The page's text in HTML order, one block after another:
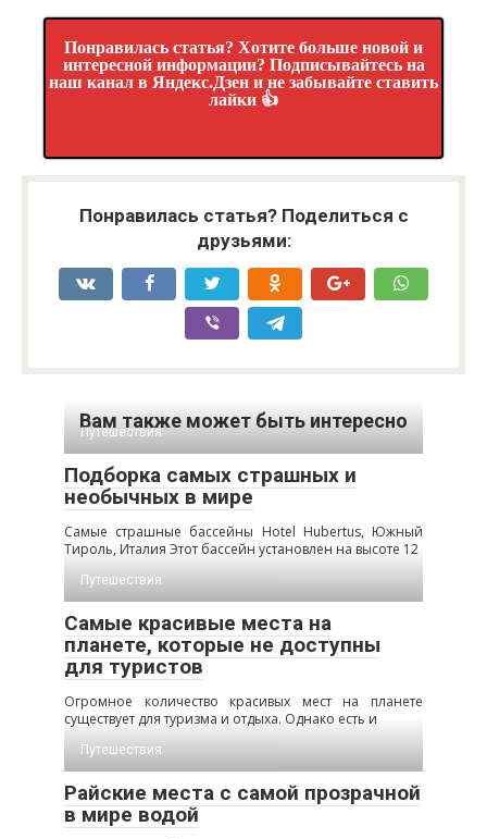
Понравилась статья? Хотите больше новой и
интересной информации? Подписывайтесь на
наш канал в Яндекс.Дзен и не забывайте ставить
лайки 👍
Понравилась статья? Поделиться с
друзьями:
Вам также может быть интересно
Путешествия
Подборка самых страшных и
необычных в мире
Самые страшные бассейны Hotel Hubertus, Южный
Тироль, Италия Этот бассейн установлен на высоте 12
Путешествия
Самые красивые места на
планете, которые не доступны
для туристов
Огромное количество красивых мест на планете
существует для туризма и отдыха. Однако есть и
Путешествия
Райские места с самой прозрачной
в мире водой